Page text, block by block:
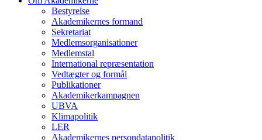
Bestyrelse
Akademikernes formand
Sekretariat
Medlemsorganisationer
Medlemstal
International repræsentation
Vedtægter og formål
Publikationer
Akademikerkampagnen
UBVA
Klimapolitik
LER
Akademikernes persondatapolitik